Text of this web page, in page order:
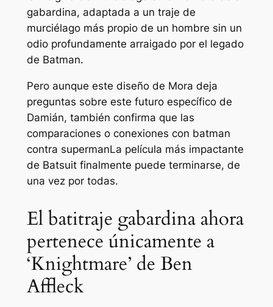
gabardina, adaptada a un traje de
murciélago más propio de un hombre sin un
odio profundamente arraigado por el legado
de Batman.
Pero aunque este diseño de Mora deja
preguntas sobre este futuro específico de
Damián, también confirma que las
comparaciones o conexiones con batman
contra supermanLa película más impactante
de Batsuit finalmente puede terminarse, de
una vez por todas.
El batitraje gabardina ahora
pertenece únicamente a
‘Knightmare’ de Ben
Affleck